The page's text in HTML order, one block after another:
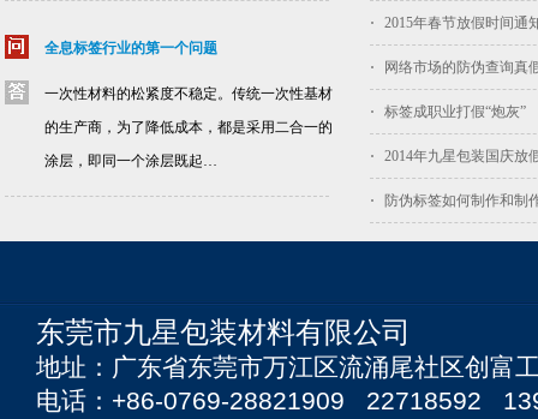
全息标签行业的第一个问题
一次性材料的松紧度不稳定。传统一次性基材
的生产商，为了降低成本，都是采用二合一的
涂层，即同一个涂层既起…
2015年春节放假时间通
网络市场的防伪查询真
标签成职业打假“炮灰”
2014年九星包装国庆放
防伪标签如何制作和制
东莞市九星包装材料有限公司
地址：广东省东莞市万江区流涌尾社区创富
电话：+86-0769-28821909 22718592